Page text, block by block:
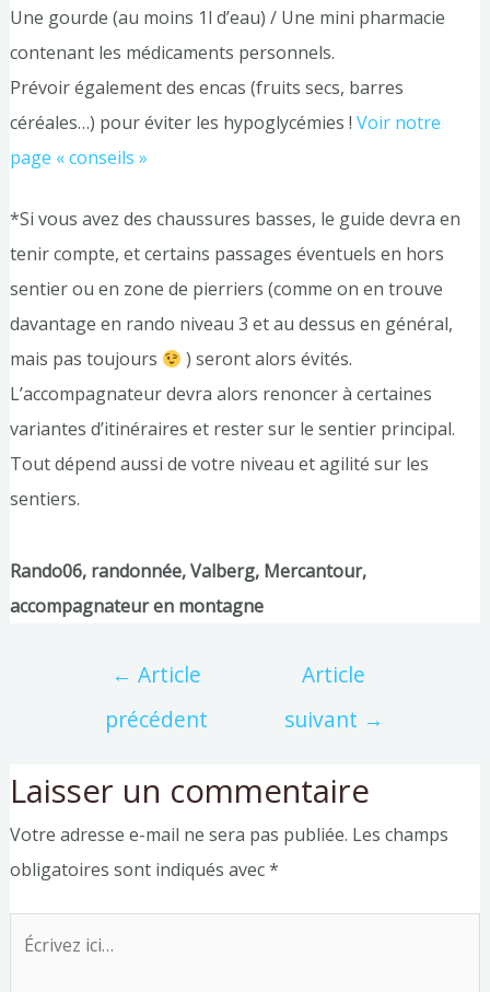
Une gourde (au moins 1l d’eau) / Une mini pharmacie
contenant les médicaments personnels.
Prévoir également des encas (fruits secs, barres
céréales…) pour éviter les hypoglycémies ! Voir notre
page « conseils »
*Si vous avez des chaussures basses, le guide devra en
tenir compte, et certains passages éventuels en hors
sentier ou en zone de pierriers (comme on en trouve
davantage en rando niveau 3 et au dessus en général,
mais pas toujours
) seront alors évités.
L’accompagnateur devra alors renoncer à certaines
variantes d’itinéraires et rester sur le sentier principal.
Tout dépend aussi de votre niveau et agilité sur les
sentiers.
Rando06, randonnée, Valberg, Mercantour,
accompagnateur en montagne
← Article
précédent
Article
suivant →
Laisser un commentaire
Votre adresse e-mail ne sera pas publiée. Les champs
obligatoires sont indiqués avec*
Écrivez